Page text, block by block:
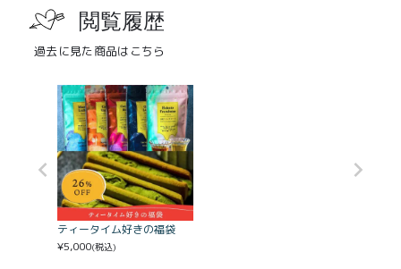
閲覧履歴
過去に見た商品はこちら
ティータイム好きの福袋
¥5,000(税込)